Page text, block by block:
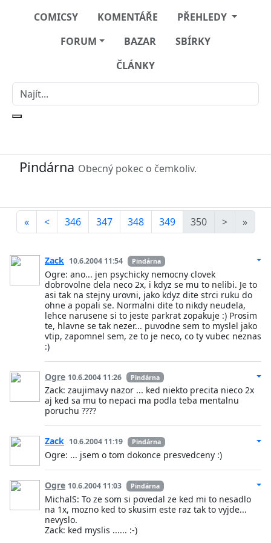
COMICSY KOMENTÁŘE
PŘEHLEDY
FORUM
BAZAR
SBÍRKY
ČLÁNKY
Pindárna Obecný pokec o čemkoliv.
« < 346 347 348 349 350 > »
Zack 10.6.2004 11:54 Pindárna
Ogre: ano... jen psychicky nemocny clovek
dobrovolne dela neco 2x, i kdyz se mu to nelibi. Je to
asi tak na stejny urovni, jako kdyz dite strci ruku do
ohne a popali se. Normalni dite to nikdy neudela,
lehce narusene si to jeste parkrat zopakuje :) Prosim
te, hlavne se tak nezer... puvodne sem to myslel jako
vtip, zapomnel sem, ze to je neco, co ty vubec neznas
:)
Ogre 10.6.2004 11:26 Pindárna
Zack: zaujimavy nazor ... ked niekto precita nieco 2x
aj ked sa mu to nepaci ma podla teba mentalnu
poruchu ????
Zack 10.6.2004 11:19 Pindárna
Ogre: ... jsem o tom dokonce presvedceny :)
Ogre 10.6.2004 11:03 Pindárna
MichalS: To ze som si povedal ze ked mi to nesadlo
na 1x, mozno ked to skusim este raz tak to vyjde...
nevyslo.
Zack: ked myslis ...... :-)